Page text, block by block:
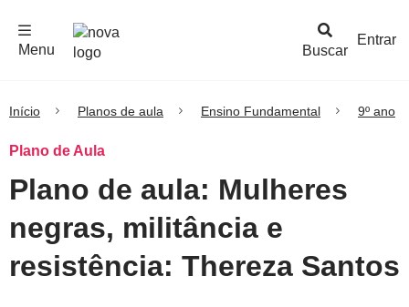
Buscar
Menu
Entrar
Início Planos de aula Ensino Fundamental 9º ano
Plano de Aula
Plano de aula: Mulheres
negras, militância e
resistência: Thereza Santos